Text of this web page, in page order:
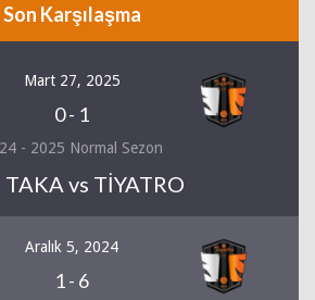
Son Karşılaşma
Mart 27, 2025
0- 1
- 2025 Normal Sezon
vs TİYATRO
Aralık 5, 2024
1- 6